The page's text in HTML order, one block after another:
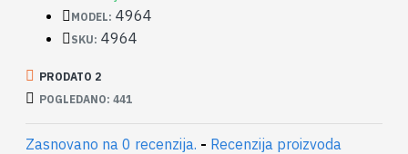
MODEL: 4964
SKU: 4964
PRODATO 2
POGLEDANO: 441
Zasnovano na 0 recenzija. - Recenzija proizvoda